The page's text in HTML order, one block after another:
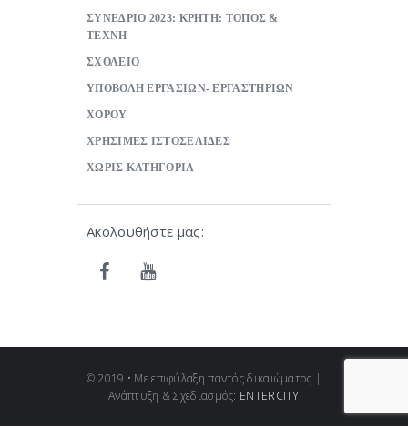
ΣΥΝΕΔΡΙΟ 2023: ΚΡΗΤΗ: ΤΟΠΟΣ &
ΤΕΧΝΗ
ΣΧΟΛΕΙΟ
ΥΠΟΒΟΛΗ ΕΡΓΑΣΙΩΝ- ΕΡΓΑΣΤΗΡΙΩΝ
ΧΟΡΟΥ
ΧΡΗΣΙΜΕΣ ΙΣΤΟΣΕΛΙΔΕΣ
ΧΩΡΙΣ ΚΑΤΗΓΟΡΙΑ
Ακολουθήστε μας:
© 2019 • Με επιφύλαξη παντός δικαιώματος |
Ανάπτυξη & Σχεδιασμός: ENTERCITY